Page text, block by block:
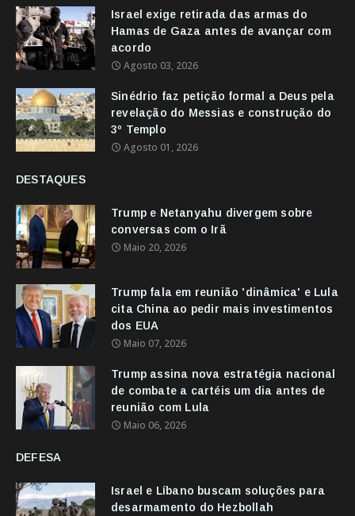
Israel exige retirada das armas do
Hamas de Gaza antes de avançar com
acordo
Agosto 03, 2026
Sinédrio faz petição formal a Deus pela
revelação do Messias e construção do
3º Templo
Agosto 01, 2026
DESTAQUES
Trump e Netanyahu divergem sobre
conversas com o Irã
Maio 20, 2026
Trump fala em reunião 'dinâmica' e Lula
cita China ao pedir mais investimentos
dos EUA
Maio 07, 2026
Trump assina nova estratégia nacional
de combate a cartéis um dia antes de
reunião com Lula
Maio 06, 2026
DEFESA
Israel e Líbano buscam soluções para
desarmamento do Hezbollah